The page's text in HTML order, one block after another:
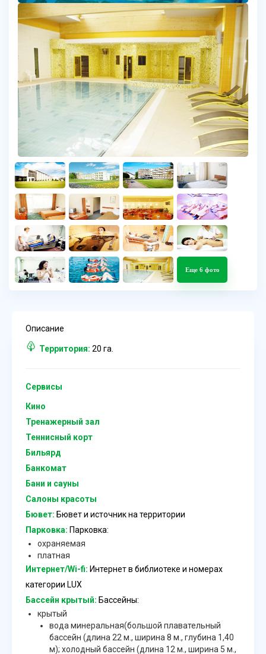
Еще 6 фото
Описание
Территория: 20 га.
Сервисы
Кино
Тренажерный зал
Теннисный корт
Бильярд
Банкомат
Бани и сауны
Салоны красоты
Бювет: Бювет и источник на территории
Парковка: Парковка:
охраняемая
платная
Интернет/Wi-fi: Интернет в библиотеке и номерах
категории LUX
Бассейн крытый: Бассейны:
крытый
вода минеральная(большой плавательный
бассейн (длина 22 м., ширина 8 м., глубина 1,40
м); холодный бассейн (длина 12 м., ширина 5 м.,